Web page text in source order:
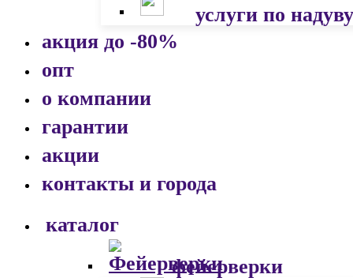
услуги по надуву
акция до -80%
опт
о компании
гарантии
акции
контакты и города
каталог
фейерверки